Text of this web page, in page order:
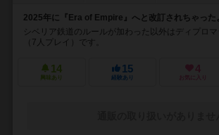
2025年に『Era of Empire』へと改訂されちゃった
シベリア鉄道のルールが加わった以外はディプロマ
（7人プレイ）です。
14
興味あり
15
経験あり
4
お気に入り